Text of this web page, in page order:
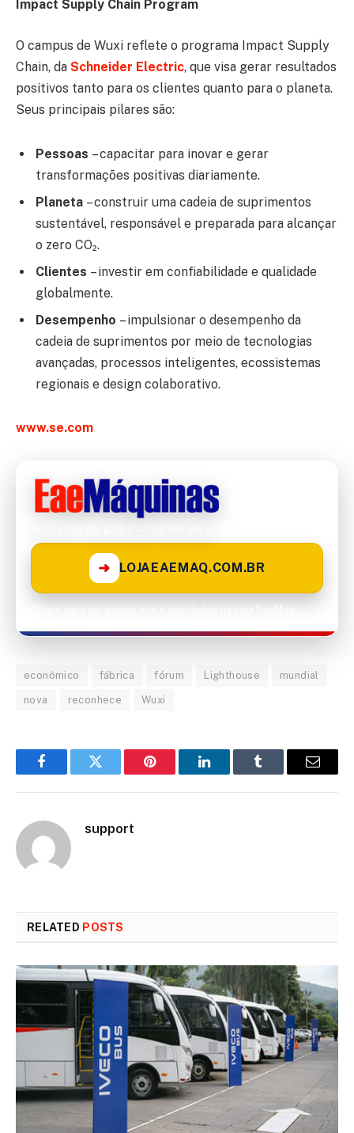
Impact Supply Chain Program
O campus de Wuxi reflete o programa Impact Supply
Chain, da Schneider Electric, que visa gerar resultados
positivos tanto para os clientes quanto para o planeta.
Seus principais pilares são:
Pessoas – capacitar para inovar e gerar
transformações positivas diariamente.
Planeta – construir uma cadeia de suprimentos
sustentável, responsável e preparada para alcançar
o zero CO₂.
Clientes – investir em confiabilidade e qualidade
globalmente.
Desempenho – impulsionar o desempenho da
cadeia de suprimentos por meio de tecnologias
avançadas, processos inteligentes, ecossistemas
regionais e design colaborativo.
www.se.com
➜ LOJAEAEMAQ.COM.BR
econômico fábrica fórum Lighthouse mundial
nova reconhece Wuxi
FacebookTwitter Pinterest LinkedInTumblr Email
support
RELATED POSTS